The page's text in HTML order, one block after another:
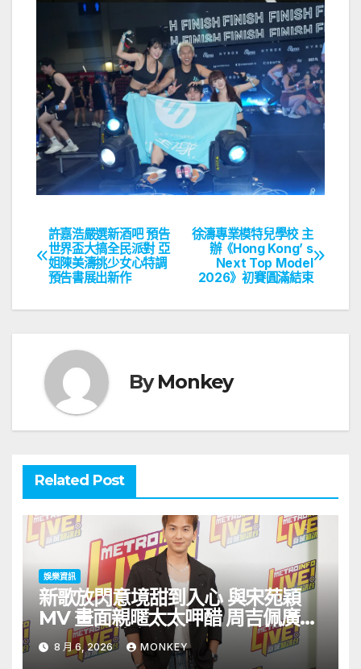
文
章
導
徐濤專業模特兒學校 主
辦《Hong Kong’ s
Next Top Model
2026》初賽圓滿結束
許嘉浩嚴選新酒吧 預告
世界盃大搞全民派對 亞
姐陳美濤挑少女心特調
預告書展出新作
ByMonkey
Related Post
娛樂資訊
新歌放閃意境甜到入心 與宋苑穎
MV 畫面親暱太太呷醋 周吉佩廣州
一日三場熱血 Busking
8 月 6, 2026 MONKEY